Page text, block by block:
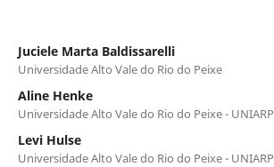
Juciele Marta Baldissarelli
Universidade Alto Vale do Rio do Peixe
Aline Henke
Universidade Alto Vale do Rio do Peixe - UNIARP
Levi Hulse
Universidade Alto Vale do Rio do Peixe - UNIARP